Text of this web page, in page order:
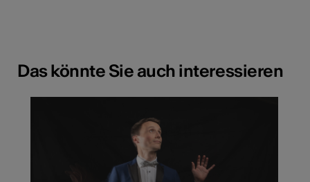
Das könnte Sie auch interessieren